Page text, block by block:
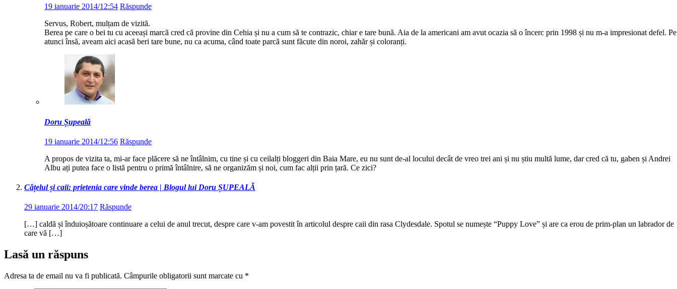
19 ianuarie 2014/12:54 Răspunde
Servus, Robert, mulțam de vizită.
Berea pe care o bei tu cu aceeași marcă cred că provine din Cehia și nu a cum să te contrazic, chiar e tare bună. Aia de la americani am avut ocazia să o încerc prin 1998 și nu m-a impresionat defel. Pe
atunci însă, aveam aici acasă beri tare bune, nu ca acuma, când toate parcă sunt făcute din noroi, zahăr și coloranți.
Doru Șupeală
19 ianuarie 2014/12:56 Răspunde
A propos de vizita ta, mi-ar face plăcere să ne întâlnim, cu tine și cu ceilalți bloggeri din Baia Mare, eu nu sunt de-al locului decât de vreo trei ani și nu știu multă lume, dar cred că tu, gaben și Andrei
Albu ați putea face o listă pentru o primă întâlnire, să ne organizăm și noi, cum fac alții prin țară. Ce zici?
Cățelul și caii: prietenia care vinde berea | Blogul lui Doru ȘUPEALĂ
29 ianuarie 2014/20:17 Răspunde
[…] caldă și înduioșătoare continuare a celui de anul trecut, despre care v-am povestit în articolul despre caii din rasa Clydesdale. Spotul se numește “Puppy Love” și are ca erou de prim-plan un labrador de
care vă […]
Lasă un răspuns
Adresa ta de email nu va fi publicată. Câmpurile obligatorii sunt marcate cu *